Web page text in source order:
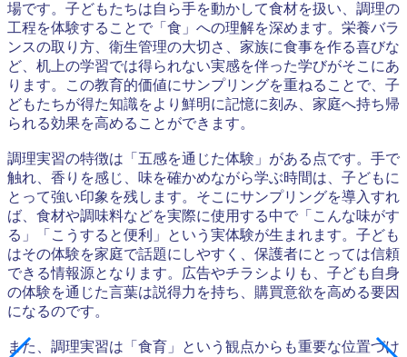
場です。子どもたちは自ら手を動かして食材を扱い、調理の
工程を体験することで「食」への理解を深めます。栄養バラ
ンスの取り方、衛生管理の大切さ、家族に食事を作る喜びな
ど、机上の学習では得られない実感を伴った学びがそこにあ
ります。この教育的価値にサンプリングを重ねることで、子
どもたちが得た知識をより鮮明に記憶に刻み、家庭へ持ち帰
られる効果を高めることができます。
調理実習の特徴は「五感を通じた体験」がある点です。手で
触れ、香りを感じ、味を確かめながら学ぶ時間は、子どもに
とって強い印象を残します。そこにサンプリングを導入すれ
ば、食材や調味料などを実際に使用する中で「こんな味がす
る」「こうすると便利」という実体験が生まれます。子ども
はその体験を家庭で話題にしやすく、保護者にとっては信頼
できる情報源となります。広告やチラシよりも、子ども自身
の体験を通じた言葉は説得力を持ち、購買意欲を高める要因
になるのです。
また、調理実習は「食育」という観点からも重要な位置づけ